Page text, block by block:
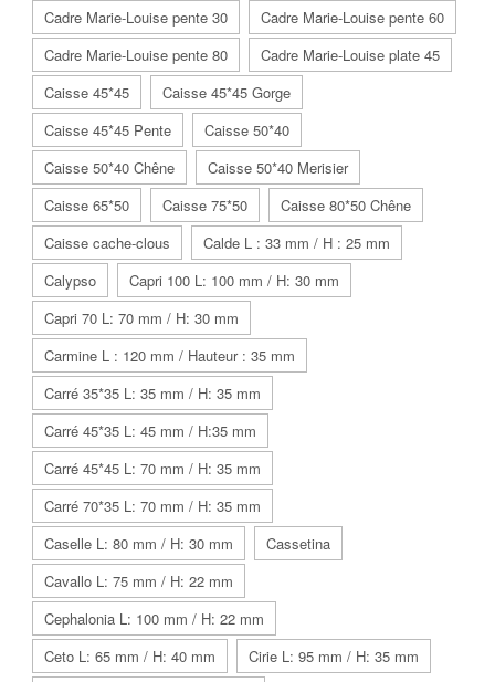
Cadre Marie-Louise pente 30
Cadre Marie-Louise pente 60
Cadre Marie-Louise pente 80
Cadre Marie-Louise plate 45
Caisse 45*45
Caisse 45*45 Gorge
Caisse 45*45 Pente
Caisse 50*40
Caisse 50*40 Chêne
Caisse 50*40 Merisier
Caisse 65*50
Caisse 75*50
Caisse 80*50 Chêne
Caisse cache-clous
Calde L : 33 mm / H : 25 mm
Calypso
Capri 100 L: 100 mm / H: 30 mm
Capri 70 L: 70 mm / H: 30 mm
Carmine L : 120 mm / Hauteur : 35 mm
Carré 35*35 L: 35 mm / H: 35 mm
Carré 45*35 L: 45 mm / H:35 mm
Carré 45*45 L: 70 mm / H: 35 mm
Carré 70*35 L: 70 mm / H: 35 mm
Caselle L: 80 mm / H: 30 mm
Cassetina
Cavallo L: 75 mm / H: 22 mm
Cephalonia L: 100 mm / H: 22 mm
Ceto L: 65 mm / H: 40 mm
Cirie L: 95 mm / H: 35 mm